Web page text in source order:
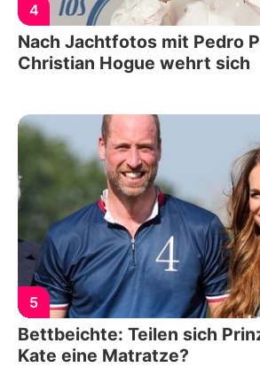
4
Nach Jachtfotos mit Pedro
Christian Hogue wehrt sich
5
Bettbeichte: Teilen sich
Kate eine Matratze?